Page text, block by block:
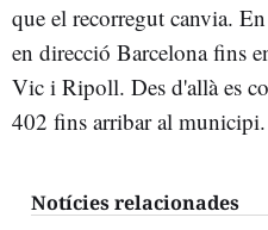
que el recorregut canvia.
en direcció Barcelona fins
Vic i Ripoll. Des d'allà es
402 fins arribar al municipi.
Notícies relacionades